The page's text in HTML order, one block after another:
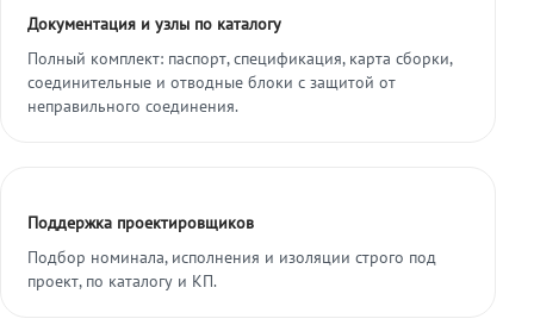
Документация и узлы по каталогу
Полный комплект: паспорт, спецификация, карта сборки,
соединительные и отводные блоки с защитой от
неправильного соединения.
Поддержка проектировщиков
Подбор номинала, исполнения и изоляции строго под
проект, по каталогу и КП.